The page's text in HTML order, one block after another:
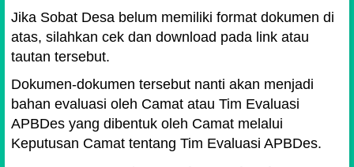
Jika Sobat Desa belum memiliki format dokumen di
atas, silahkan cek dan download pada link atau
tautan tersebut.
Dokumen-dokumen tersebut nanti akan menjadi
bahan evaluasi oleh Camat atau Tim Evaluasi
APBDes yang dibentuk oleh Camat melalui
Keputusan Camat tentang Tim Evaluasi APBDes.